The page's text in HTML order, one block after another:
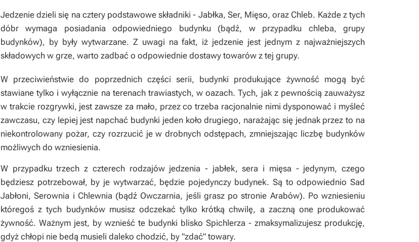
Jedzenie dzieli się na cztery podstawowe składniki - Jabłka, Ser, Mięso, oraz Chleb. Każde z tych
dóbr wymaga posiadania odpowiedniego budynku (bądź, w przypadku chleba, grupy
budynków), by były wytwarzane. Z uwagi na fakt, iż jedzenie jest jednym z najważniejszych
składowych w grze, warto zadbać o odpowiednie dostawy towarów z tej grupy.
W przeciwieństwie do poprzednich części serii, budynki produkujące żywność mogą być
stawiane tylko i wyłącznie na terenach trawiastych, w oazach. Tych, jak z pewnością zauważysz
w trakcie rozgrywki, jest zawsze za mało, przez co trzeba racjonalnie nimi dysponować i myśleć
zawczasu, czy lepiej jest napchać budynki jeden koło drugiego, narażając się jednak przez to na
niekontrolowany pożar, czy rozrzucić je w drobnych odstępach, zmniejszając liczbę budynków
możliwych do wzniesienia.
W przypadku trzech z czterech rodzajów jedzenia - jabłek, sera i mięsa - jedynym, czego
będziesz potrzebował, by je wytwarzać, będzie pojedynczy budynek. Są to odpowiednio Sad
Jabłoni, Serownia i Chlewnia (bądź Owczarnia, jeśli grasz po stronie Arabów). Po wzniesieniu
któregoś z tych budynków musisz odczekać tylko krótką chwilę, a zaczną one produkować
żywność. Ważnym jest, by wznieść te budynki blisko Spichlerza - zmaksymalizujesz produkcję,
gdyż chłopi nie bedą musieli daleko chodzić, by "zdać" towary.